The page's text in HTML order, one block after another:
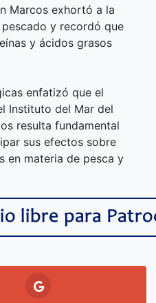
Marcos exhortó a la
y recordó que
y ácidos grasos
enfatizó que el
Instituto del Mar del
resulta fundamental
sus efectos sobre
en materia de pesca y